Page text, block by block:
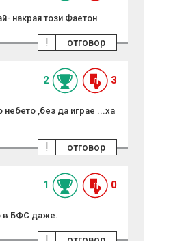
накрая този Фаетон
отговор
!
2 3
небето ,без да играе ...ха
отговор
!
1 0
в БФС даже.